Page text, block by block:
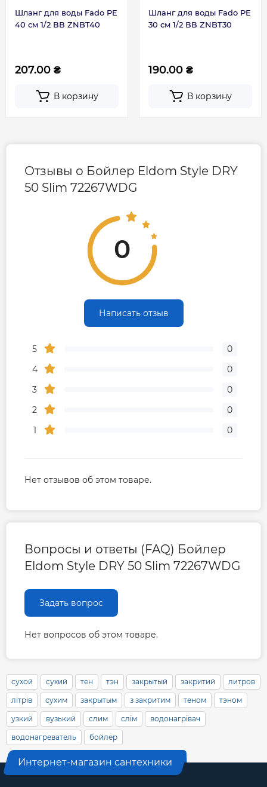
Шланг для воды Fado PE
40 см 1/2 ВВ ZNBT40
207.00 ₴
В корзину
Шланг для воды Fado PE
30 см 1/2 ВВ ZNBT30
190.00 ₴
В корзину
Отзывы о Бойлер Eldom Style DRY
50 Slim 72267WDG
0
Написать отзыв
5
0
4
0
3
0
2
0
1
0
Нет отзывов об этом товаре.
Вопросы и ответы (FAQ) Бойлер
Eldom Style DRY 50 Slim 72267WDG
Задать вопрос
Нет вопросов об этом товаре.
сухой сухий тен тэн закрытый закритий литров
літрів сухим закрытым з закритим теном тэном
узкий вузький слим слім водонагрівач
водонагреватель бойлер
Интернет-магазин сантехники